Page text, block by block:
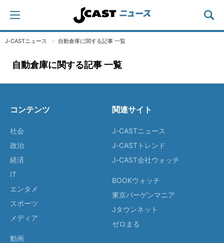
J-CASTニュース 自動倉庫に関する記事 一覧
自動倉庫に関する記事 一覧
コンテンツ
社会
政治
経済
IT
エンタメ
スポーツ
メディア
動画
関連サイト
J-CASTニュース
J-CASTトレンド
J-CAST会社ウォッチ
BOOKウォッチ
東京バーゲンマニア
Jタウンネット
ゼロまる